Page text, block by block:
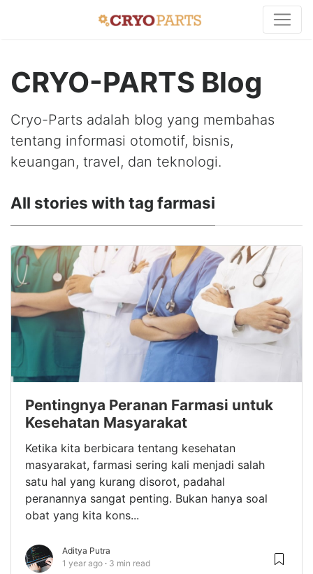
CRYO-PARTS Blog
Cryo-Parts adalah blog yang membahas
tentang informasi otomotif, bisnis,
keuangan, travel, dan teknologi.
All stories with tag farmasi
Pentingnya Peranan Farmasi untuk
Kesehatan Masyarakat
Ketika kita berbicara tentang kesehatan
masyarakat, farmasi sering kali menjadi salah
satu hal yang kurang disorot, padahal
peranannya sangat penting. Bukan hanya soal
obat yang kita kons...
Aditya Putra
1 year ago
3 min read